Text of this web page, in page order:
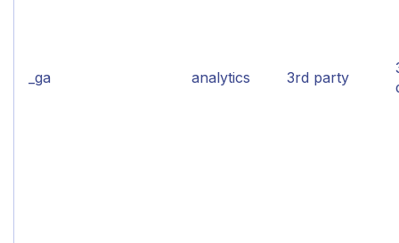
_ga analytics 3rd party